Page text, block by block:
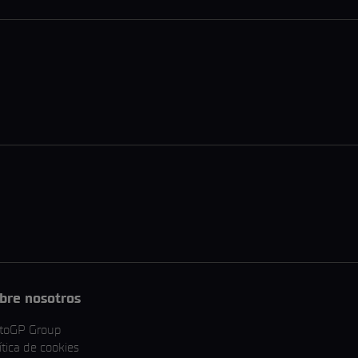
nosotros
Group
de cookies